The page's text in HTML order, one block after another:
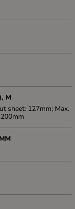
М
sheet: 127mm; Max.